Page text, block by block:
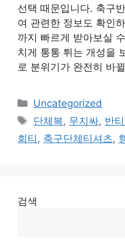
선택 때문입니다. 축구
여 관련한 정보도 확인
까지 빠르게 받아보실
치게 통통 튀는 개성을
로 분위기가 완전히 바
카
테
리
Uncategorized
태
그
단체복, 무지싸, 반
회티 , 축구단체티셔츠,
검색